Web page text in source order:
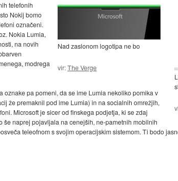
Nad zaslonom logotipa ne bo
vir:The Verge
telefonih
Nokij bomo
označeni.
Nokia Lumia,
na novih
modrega
oznake pa pomeni, da se ime Lumia nekoliko pomika v
že premaknil pod ime Lumia) in na socialnih omrežjih,
Microsoft je sicer od finskega podjetja, ki se zdaj
še naprej pojavljala na cenejših, ne-pametnih mobilnih
teleofnom s svojim operacijskim sistemom. Ti bodo